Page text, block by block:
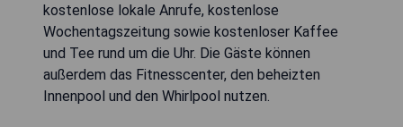
kostenlose lokale Anrufe, kostenlose
Wochentagszeitung sowie kostenloser Kaffee
und Tee rund um die Uhr. Die Gäste können
außerdem das Fitnesscenter, den beheizten
Innenpool und den Whirlpool nutzen.